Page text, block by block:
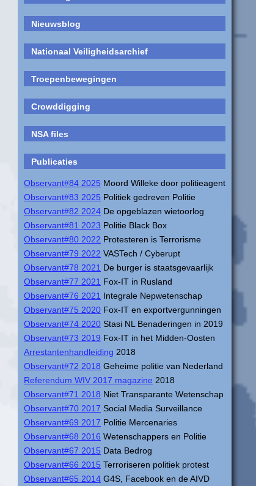
Nieuwsblog
Nationaal Veiligheidsarchief
Troepenbewegingen
Crowddigging
NSA files
Publicaties
Observant#84 2025 Moord Willeke door politieagent
Observant#83 2025 Politiek gedreven Politie
Observant#82 2024 De opgeblazen wietoorlog
Observant#81 2023 Politie Black Box
Observant#80 2022 Protesteren is Terrorisme
Observant#79 2022 VASTech / Cyberupt
Observant#78 2021 De burger is staatsgevaarlijk
Observant#77 2021 Fox-IT in Rusland
Observant#76 2021 Integrale Nepwetenschap
Observant#75 2020 Fox-IT en exportvergunningen
Observant#74 2020 Stasi NL Benaderingen in 2019
Observant#73 2019 Fox-IT in het Midden-Oosten
Arrestantenhandleiding 2018
Observant#72 2018 Geheime politie van Nederland
Referendum WIV 2017 magazine 2018
Observant#71 2018 Niet Transparante Wetenschap
Observant#70 2017 Social Media Surveillance
Observant#69 2017 Politie Mercenaries
Observant#68 2016 Wetenschappers en Politie
Observant#67 2015 Data Bedrog
Observant#66 2015 Terroriseren politiek protest
Observant#65 2014 G4S, Facebook en de AIVD